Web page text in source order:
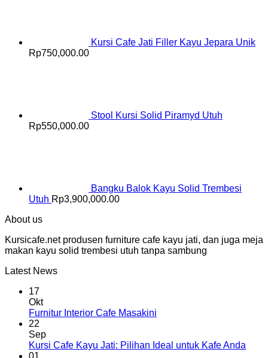
Kursi Cafe Jati Filler Kayu Jepara Unik
Rp750,000.00
Stool Kursi Solid Piramyd Utuh
Rp550,000.00
Bangku Balok Kayu Solid Trembesi
Utuh Rp3,900,000.00
About us
Kursicafe.net produsen furniture cafe kayu jati, dan juga meja
makan kayu solid trembesi utuh tanpa sambung
Latest News
17
Okt
Furnitur Interior Cafe Masakini
22
Sep
Kursi Cafe Kayu Jati: Pilihan Ideal untuk Kafe Anda